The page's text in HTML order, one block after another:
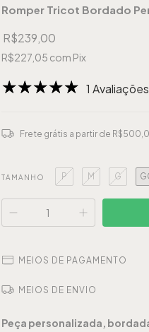
Romper Tricot Bordado
R$239,00
R$227,05 com Pix
1 Avaliações
Frete grátis a partir de
TAMANHO P M G
MEIOS DE PAGAMENTO
MEIOS DE ENVIO
Peça personalizada,